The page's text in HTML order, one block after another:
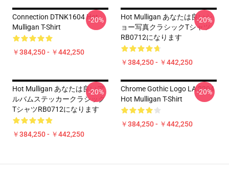
Connection DTNK1604 Hot
Mulligan T-Shirt
￥384,250 - ￥442,250
-20%
Hot Mulligan あなたは良いシ
ョー写真クラシックTシャツ
RB0712になります
￥384,250 - ￥442,250
-20%
Hot Mulligan あなたは良いア
ルバムステッカークラシック
TシャツRB0712になります
￥384,250 - ￥442,250
-20%
Chrome Gothic Logo LA 2204
Hot Mulligan T-Shirt
￥384,250 - ￥442,250
-20%